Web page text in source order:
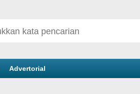
Advertorial